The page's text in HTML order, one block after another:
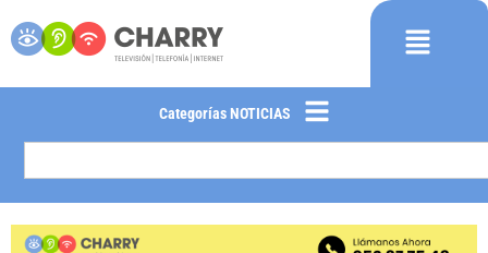
Categorías NOTICIAS